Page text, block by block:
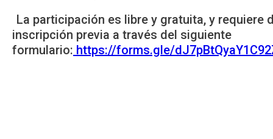
La participación es libre y gratuita, y requiere
inscripción previa a través del siguiente
formulario: https://forms.gle/